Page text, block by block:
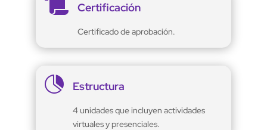
 Certificación
Certificado de aprobación.
 Estructura
4 unidades que incluyen actividades
virtuales y presenciales.